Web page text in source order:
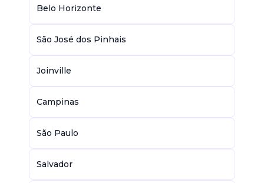
Belo Horizonte
São José dos Pinhais
Joinville
Campinas
São Paulo
Salvador